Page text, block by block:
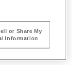
めてです。
が進む中、
す。このような背
LNG二元燃料システ
or Share My
Information